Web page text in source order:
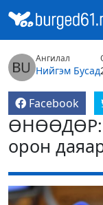
Ангилал
Нийгэм Бусад
Facebook
ӨНӨӨДӨР:
орон